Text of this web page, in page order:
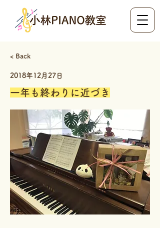
< Back
2018年12月27日
一年も終わりに近づき